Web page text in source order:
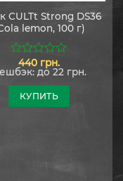
CULTt Strong DS36
lemon, 100 г)
из
5
440 грн.
до 22 грн.
КУПИТЬ